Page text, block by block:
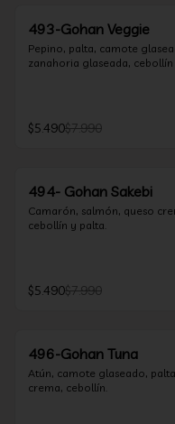
493-Gohan Veggie
Pepino, palta, camote
zanahoria glaseada, cebollín
$5.490$7.990
494- Gohan Sakebi
Camarón, salmón, queso
cebollín y palta.
$5.490$7.990
496-Gohan Tuna
Atún, camote glaseado,
crema, cebollín.